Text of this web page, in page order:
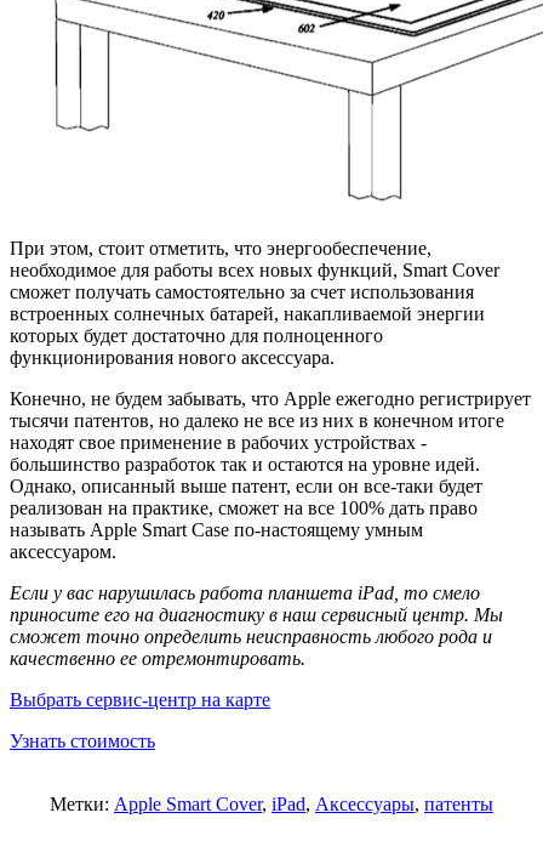
При этом, стоит отметить, что энергообеспечение,
необходимое для работы всех новых функций, Smart Cover
сможет получать самостоятельно за счет использования
встроенных солнечных батарей, накапливаемой энергии
которых будет достаточно для полноценного
функционирования нового аксессуара.
Конечно, не будем забывать, что Apple ежегодно регистрирует
тысячи патентов, но далеко не все из них в конечном итоге
находят свое применение в рабочих устройствах -
большинство разработок так и остаются на уровне идей.
Однако, описанный выше патент, если он все-таки будет
реализован на практике, сможет на все 100% дать право
называть Apple Smart Case по-настоящему умным
аксессуаром.
Если у вас нарушилась работа планшета iPad, то смело
приносите его на диагностику в наш сервисный центр. Мы
сможет точно определить неисправность любого рода и
качественно ее отремонтировать.
Выбрать сервис-центр на карте
Узнать стоимость
Метки: Apple Smart Cover, iPad, Аксессуары, патенты